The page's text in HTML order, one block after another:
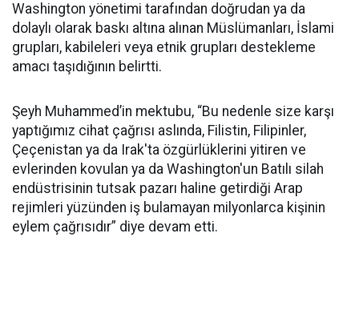
Washington yönetimi tarafından doğrudan ya da
dolaylı olarak baskı altına alınan Müslümanları, İslami
grupları, kabileleri veya etnik grupları destekleme
amacı taşıdığının belirtti.
Şeyh Muhammed’in mektubu, “Bu nedenle size karşı
yaptığımız cihat çağrısı aslında, Filistin, Filipinler,
Çeçenistan ya da Irak'ta özgürlüklerini yitiren ve
evlerinden kovulan ya da Washington'un Batılı silah
endüstrisinin tutsak pazarı haline getirdiği Arap
rejimleri yüzünden iş bulamayan milyonlarca kişinin
eylem çağrısıdır” diye devam etti.